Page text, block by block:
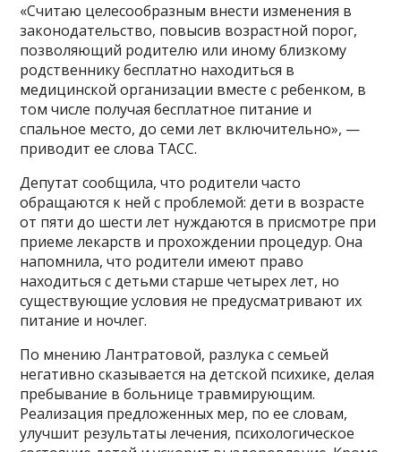
«Считаю целесообразным внести изменения в
законодательство, повысив возрастной порог,
позволяющий родителю или иному близкому
родственнику бесплатно находиться в
медицинской организации вместе с ребенком, в
том числе получая бесплатное питание и
спальное место, до семи лет включительно», —
приводит ее слова ТАСС.
Депутат сообщила, что родители часто
обращаются к ней с проблемой: дети в возрасте
от пяти до шести лет нуждаются в присмотре при
приеме лекарств и прохождении процедур. Она
напомнила, что родители имеют право
находиться с детьми старше четырех лет, но
существующие условия не предусматривают их
питание и ночлег.
По мнению Лантратовой, разлука с семьей
негативно сказывается на детской психике, делая
пребывание в больнице травмирующим.
Реализация предложенных мер, по ее словам,
улучшит результаты лечения, психологическое